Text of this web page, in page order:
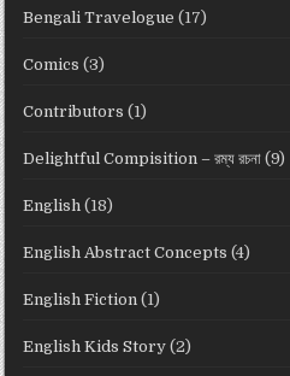
Bengali Travelogue (17)
Comics (3)
Contributors (1)
Delightful Compisition – রম্য রচনা (9)
English (18)
English Abstract Concepts (4)
English Fiction (1)
English Kids Story (2)